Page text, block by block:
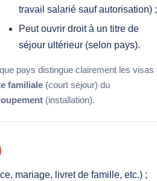
travail salarié sauf autorisation) ;
Peut ouvrir droit à un titre de
séjour ultérieur (selon pays).
pays distingue clairement les visas
familiale (court séjour) du
(installation).
mariage, livret de famille, etc.) ;